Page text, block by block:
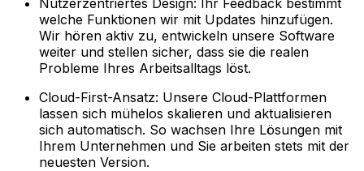
welche Funktionen wir mit Updates hinzufügen.
Wir hören aktiv zu, entwickeln unsere Software
weiter und stellen sicher, dass sie die realen
Probleme Ihres Arbeitsalltags löst.
Cloud-First-Ansatz: Unsere Cloud-Plattformen
lassen sich mühelos skalieren und aktualisieren
sich automatisch. So wachsen Ihre Lösungen mit
Ihrem Unternehmen und Sie arbeiten stets mit der
neuesten Version.